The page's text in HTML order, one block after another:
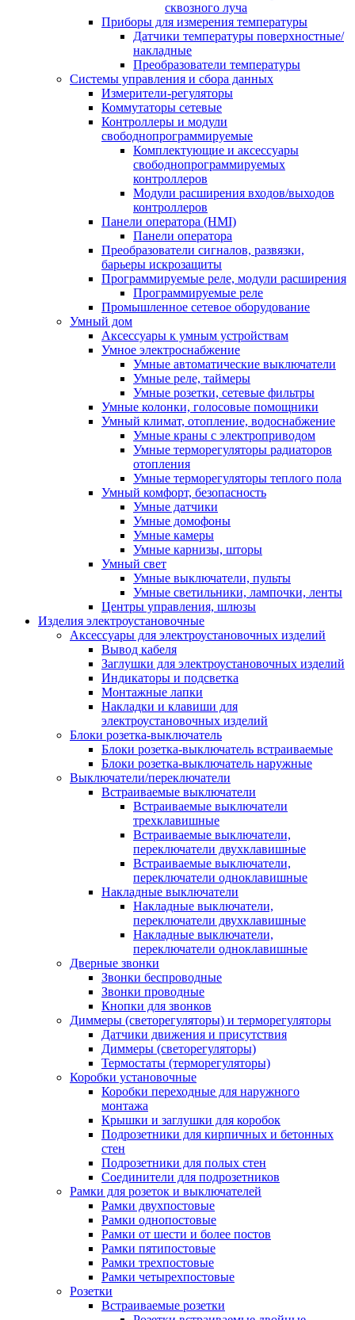
сквозного луча
Приборы для измерения температуры
Датчики температуры поверхностные/
накладные
Преобразователи температуры
Системы управления и сбора данных
Измерители-регуляторы
Коммутаторы сетевые
Контроллеры и модули
свободнопрограммируемые
Комплектующие и аксессуары
свободнопрограммируемых
контроллеров
Модули расширения входов/выходов
контроллеров
Панели оператора (HMI)
Панели оператора
Преобразователи сигналов, развязки,
барьеры искрозащиты
Программируемые реле, модули расширения
Программируемые реле
Промышленное сетевое оборудование
Умный дом
Аксессуары к умным устройствам
Умное электроснабжение
Умные автоматические выключатели
Умные реле, таймеры
Умные розетки, сетевые фильтры
Умные колонки, голосовые помощники
Умный климат, отопление, водоснабжение
Умные краны с электроприводом
Умные терморегуляторы радиаторов
отопления
Умные терморегуляторы теплого пола
Умный комфорт, безопасность
Умные датчики
Умные домофоны
Умные камеры
Умные карнизы, шторы
Умный свет
Умные выключатели, пульты
Умные светильники, лампочки, ленты
Центры управления, шлюзы
Изделия электроустановочные
Аксессуары для электроустановочных изделий
Вывод кабеля
Заглушки для электроустановочных изделий
Индикаторы и подсветка
Монтажные лапки
Накладки и клавиши для
электроустановочных изделий
Блоки розетка-выключатель
Блоки розетка-выключатель встраиваемые
Блоки розетка-выключатель наружные
Выключатели/переключатели
Встраиваемые выключатели
Встраиваемые выключатели
трехклавишные
Встраиваемые выключатели,
переключатели двухклавишные
Встраиваемые выключатели,
переключатели одноклавишные
Накладные выключатели
Накладные выключатели,
переключатели двухклавишные
Накладные выключатели,
переключатели одноклавишные
Дверные звонки
Звонки беспроводные
Звонки проводные
Кнопки для звонков
Диммеры (светорегуляторы) и терморегуляторы
Датчики движения и присутствия
Диммеры (светорегуляторы)
Термостаты (терморегуляторы)
Коробки установочные
Коробки переходные для наружного
монтажа
Крышки и заглушки для коробок
Подрозетники для кирпичных и бетонных
стен
Подрозетники для полых стен
Соединители для подрозетников
Рамки для розеток и выключателей
Рамки двухпостовые
Рамки однопостовые
Рамки от шести и более постов
Рамки пятипостовые
Рамки трехпостовые
Рамки четырехпостовые
Розетки
Встраиваемые розетки